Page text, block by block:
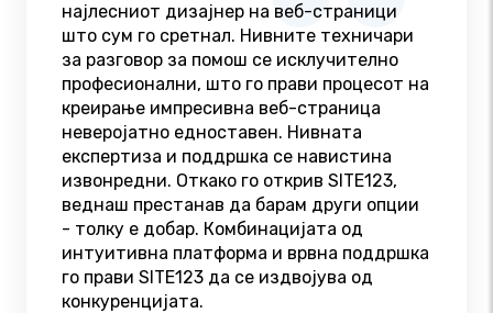
најлесниот дизајнер на веб-страници
што сум го сретнал. Нивните техничари
за разговор за помош се исклучително
професионални, што го прави процесот на
креирање импресивна веб-страница
неверојатно едноставен. Нивната
експертиза и поддршка се навистина
извонредни. Откако го открив SITE123,
веднаш престанав да барам други опции
- толку е добар. Комбинацијата од
интуитивна платформа и врвна поддршка
го прави SITE123 да се издвојува од
конкуренцијата.